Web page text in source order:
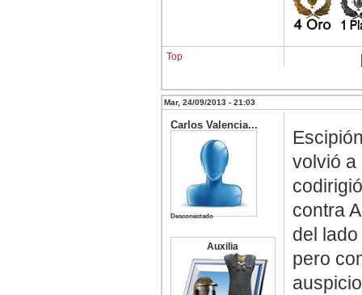
Top
Mar, 24/09/2013 - 21:03
Carlos Valencia...
Desconectado
Auxilia
volvió a
contra
del
pero